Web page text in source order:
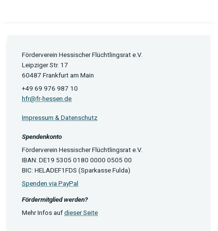
Förderverein Hessischer Flüchtlingsrat e.V.
Leipziger Str. 17
60487 Frankfurt am Main
+49 69 976 987 10
hfr@fr-hessen.de
Impressum & Datenschutz
Spendenkonto
Förderverein Hessischer Flüchtlingsrat e.V.
IBAN: DE19 5305 0180 0000 0505 00
BIC: HELADEF1FDS (Sparkasse Fulda)
Spenden via PayPal
Fördermitglied werden?
Mehr Infos aufdieser Seite